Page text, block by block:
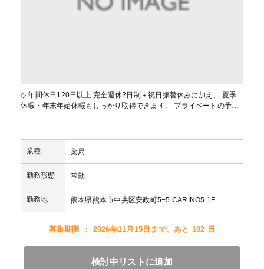
◇ 年間休日120日以上 完全週休2日制＋祝日振替休みに加え、 夏季
休暇・年末年始休暇もしっかり取得できます。 プライベートの予定
寧な医療サービスを大切にしています。 ...続きを読む
業種
薬局
勤務形態 常勤
勤務地 熊本県熊本市中央区安政町5−5 CARINO5 1F
募集期限 ： 2026年11月15日まで、あと 102 日
検討中リストに追加